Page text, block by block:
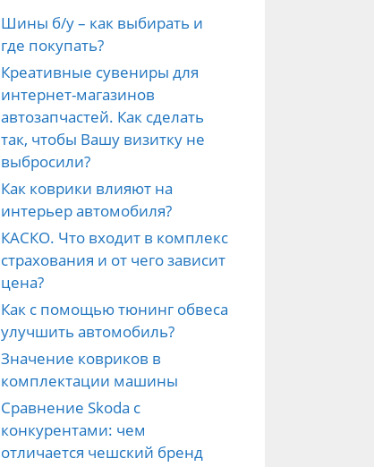
Шины б/у – как выбирать и
где покупать?
Креативные сувениры для
интернет-магазинов
автозапчастей. Как сделать
так, чтобы Вашу визитку не
выбросили?
Как коврики влияют на
интерьер автомобиля?
КАСКО. Что входит в комплекс
страхования и от чего зависит
цена?
Как с помощью тюнинг обвеса
улучшить автомобиль?
Значение ковриков в
комплектации машины
Сравнение Skoda с
конкурентами: чем
отличается чешский бренд